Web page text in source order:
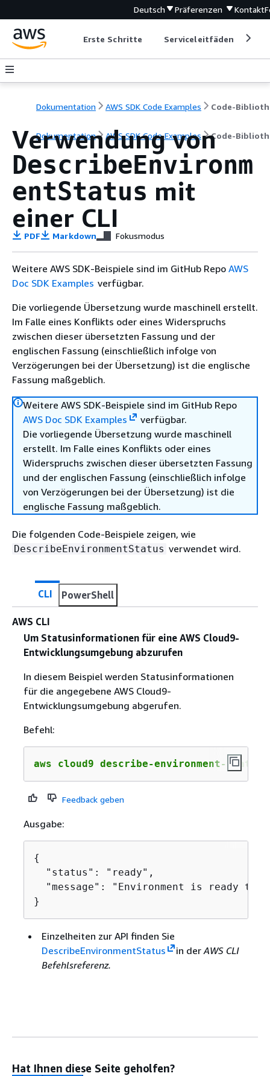
Deutsch Präferenzen Kontakt
Erste Schritte Serviceleitfäden
Dokumentation AWS SDK Code Examples Code-
Dokumentation AWS SDK Code Examples Code-
Verwendung von
DescribeEnvironm
entStatus mit
einer CLI
PDF Markdown Fokusmodus
Weitere AWS SDK-Beispiele sind im GitHub Repo AWS
Doc SDK Examples verfügbar.
Die vorliegende Übersetzung wurde maschinell erstellt.
Im Falle eines Konflikts oder eines Widerspruchs
zwischen dieser übersetzten Fassung und der
englischen Fassung (einschließlich infolge von
Verzögerungen bei der Übersetzung) ist die englische
Fassung maßgeblich.
Weitere AWS SDK-Beispiele sind im GitHub Repo
AWS Doc SDK Examples
verfügbar.
Die vorliegende Übersetzung wurde maschinell
erstellt. Im Falle eines Konflikts oder eines
Widerspruchs zwischen dieser übersetzten Fassung
und der englischen Fassung (einschließlich infolge
von Verzögerungen bei der Übersetzung) ist die
englische Fassung maßgeblich.
Die folgenden Code-Beispiele zeigen, wie
DescribeEnvironmentStatus verwendet wird.
CLI PowerShell
AWS CLI
Um Statusinformationen für eine AWS Cloud9-
Entwicklungsumgebung abzurufen
In diesem Beispiel werden Statusinformationen
für die angegebene AWS Cloud9-
Entwicklungsumgebung abgerufen.
Befehl:
aws cloud9 describe-environment-
Feedback geben
Ausgabe:
{
  "status": "ready",
"message": "Environment is ready to
}
Einzelheiten zur API finden Sie
DescribeEnvironmentStatus
in derAWS CLI
Befehlsreferenz.
Hat Ihnen diese Seite geholfen?